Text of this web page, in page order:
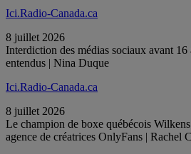
Ici.Radio-Canada.ca
8 juillet 2026
Interdiction des médias sociaux avant 16
entendus | Nina Duque
Ici.Radio-Canada.ca
8 juillet 2026
Le champion de boxe québécois
agence de créatrices OnlyFans | Rachel